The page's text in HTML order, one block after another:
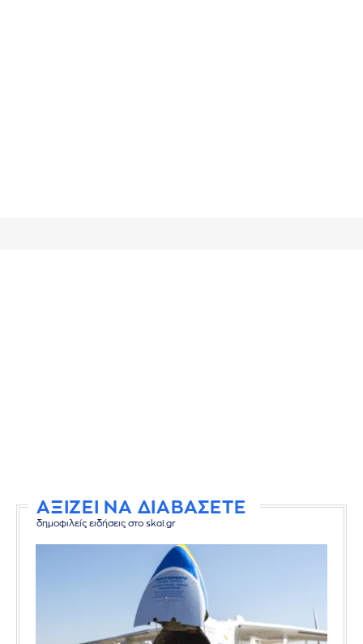
ΑΞΙΖΕΙ ΝΑ ΔΙΑΒΑΣΕΤΕ
δημοφιλείς ειδήσεις στο skai.gr